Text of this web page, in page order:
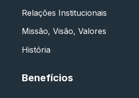
Relações Institucionais
Missão, Visão, Valores
História
Benefícios